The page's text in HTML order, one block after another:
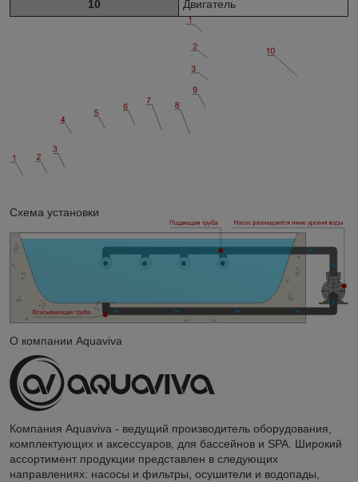
10
Двигатель
Схема установки
О компании Aquaviva
Компания Aquaviva - ведущий производитель оборудования,
комплектующих и аксессуаров, для бассейнов и SPA. Широкий
ассортимент продукции представлен в следующих
направлениях: насосы и фильтры, осушители и водопады,